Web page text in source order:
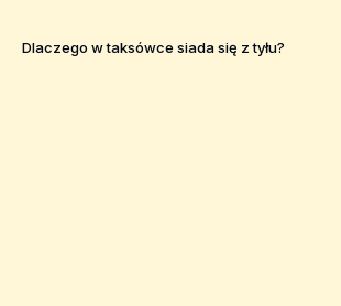
Dlaczego w taksówce siada się z tyłu?